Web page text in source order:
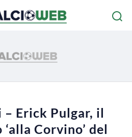
– Erick Pulgar, il
Corvino’ del